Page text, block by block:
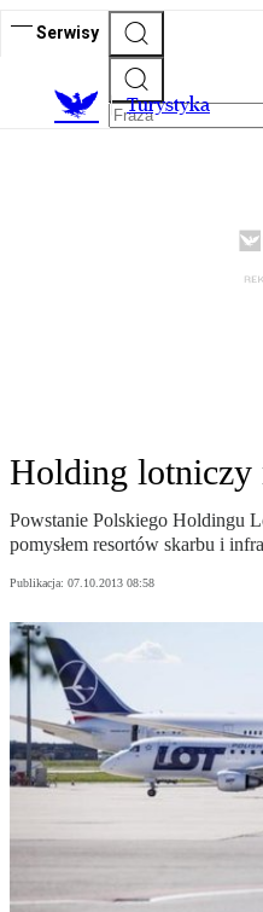
Serwisy
Turystyka
Holding lotniczy
Powstanie Polskiego Holdingu
pomysłem resortów skarbu i
Publikacja: 07.10.2013 08:58